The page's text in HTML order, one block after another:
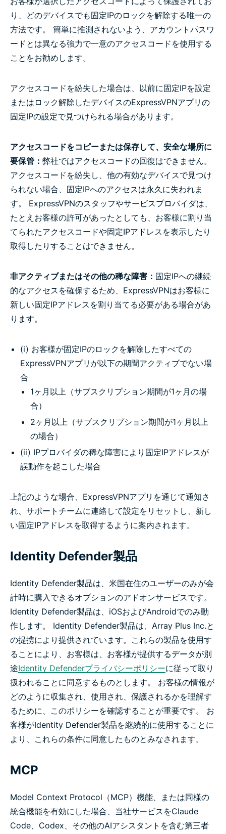
り、どのデバイスでも固定IPのロックを解除する唯一の
方法です。 簡単に推測されないよう、アカウントパスワ
ードとは異なる強力で一意のアクセスコードを使用する
ことをお勧めします。
アクセスコードを紛失した場合は、以前に固定IPを設定
またはロック解除したデバイスのExpressVPNアプリの
固定IPの設定で見つけられる場合があります。
アクセスコードをコピーまたは保存して、安全な場所に
要保管： 弊社ではアクセスコードの回復はできません。
アクセスコードを紛失し、他の有効なデバイスで見つけ
られない場合、固定IPへのアクセスは永久に失われま
す。 ExpressVPNのスタッフやサービスプロバイダは、
たとえお客様の許可があったとしても、お客様に割り当
てられたアクセスコードや固定IPアドレスを表示したり
取得したりすることはできません。
非アクティブまたはその他の稀な障害： 固定IPへの継続
的なアクセスを確保するため、ExpressVPNはお客様に
新しい固定IPアドレスを割り当てる必要がある場合があ
ります。
(i) お客様が固定IPのロックを解除したすべての
ExpressVPNアプリが以下の期間アクティブでない場
合
1ヶ月以上（サブスクリプション期間が1ヶ月の場
合）
2ヶ月以上（サブスクリプション期間が1ヶ月以上
の場合）
(ii) IPプロバイダの稀な障害により固定IPアドレスが
誤動作を起こした場合
上記のような場合、ExpressVPNアプリを通じて通知さ
れ、サポートチームに連絡して設定をリセットし、新し
い固定IPアドレスを取得するように案内されます。
Identity Defender製品
Identity Defender製品は、米国在住のユーザーのみが会
計時に購入できるオプションのアドオンサービスです。
Identity Defender製品は、iOSおよびAndroidでのみ動
作します。 Identity Defender製品は、Array Plus Inc.と
の提携により提供されています。これらの製品を使用す
ることにより、お客様は、お客様が提供するデータが別
途Identity Defenderプライバシーポリシーに従って取り
扱われることに同意するものとします。 お客様の情報が
どのように収集され、使用され、保護されるかを理解す
るために、このポリシーを確認することが重要です。 お
客様がIdentity Defender製品を継続的に使用することに
より、これらの条件に同意したものとみなされます。
MCP
Model Context Protocol（MCP）機能、または同様の
統合機能を有効にした場合、当社サービスをClaude
Code、Codex、その他のAIアシスタントを含む第三者